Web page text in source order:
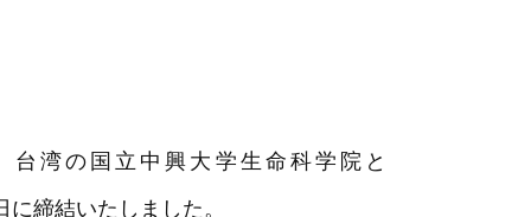
湾の国立中興大学生命科学院と
締結いたしました。